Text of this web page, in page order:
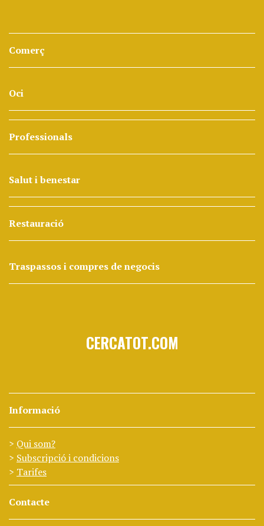
Comerç
Oci
Professionals
Salut i benestar
Restauració
Traspassos i compres de negocis
CERCATOT.COM
Informació
Qui som?
Subscripció i condicions
Tarifes
Contacte